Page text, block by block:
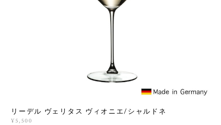
リーデル ヴェリタス ヴィオニエ/シャルドネ
¥5,500